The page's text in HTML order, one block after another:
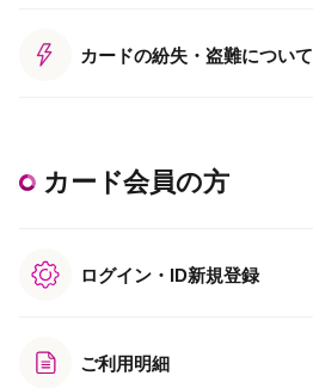
カードの紛失・盗難について
カード会員の方
ログイン・ID新規登録
ご利用明細